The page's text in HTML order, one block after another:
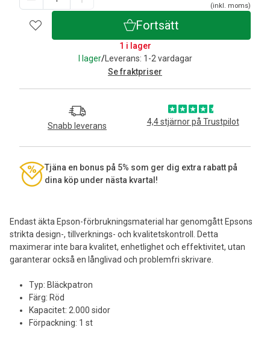
Endast äkta Epson-förbrukningsmaterial har genomgått Epsons
strikta design-, tillverknings- och kvalitetskontroll. Detta
maximerar inte bara kvalitet, enhetlighet och effektivitet, utan
garanterar också en långlivad och problemfri skrivare.
Typ: Bläckpatron
Färg: Röd
Kapacitet: 2.000 sidor
Förpackning: 1 st
(inkl. moms)
Fortsätt
1 i lager
I lager/Leverans: 1-2 vardagar
Se fraktpriser
Snabb leverans 4,4 stjärnor på Trustpilot
Tjäna en bonus på 5% som ger dig extra rabatt på
dina köp under nästa kvartal!